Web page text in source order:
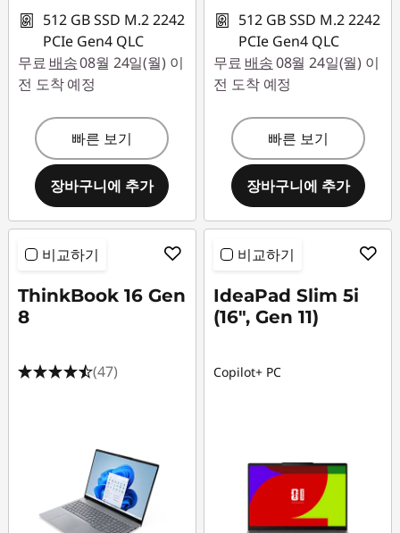
512 GB SSD M.2 2242
PCIe Gen4 QLC
무료 배송08월 24일(월) 이
전 도착 예정
빠른 보기
장바구니에 추가
512 GB SSD M.2 2242
PCIe Gen4 QLC
무료 배송08월 24일(월) 이
전 도착 예정
빠른 보기
장바구니에 추가
비교하기
ThinkBook 16 Gen
8
(47)
비교하기
IdeaPad Slim 5i
(16", Gen 11)
Copilot+ PC